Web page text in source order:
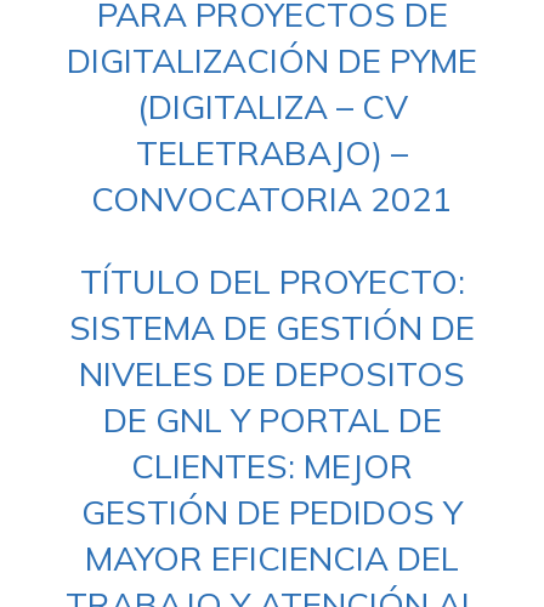
PARA PROYECTOS DE
DIGITALIZACIÓN DE PYME
(DIGITALIZA – CV
TELETRABAJO) –
CONVOCATORIA 2021
TÍTULO DEL PROYECTO:
SISTEMA DE GESTIÓN DE
NIVELES DE DEPOSITOS
DE GNL Y PORTAL DE
CLIENTES: MEJOR
GESTIÓN DE PEDIDOS Y
MAYOR EFICIENCIA DEL